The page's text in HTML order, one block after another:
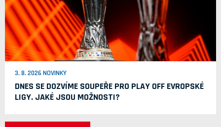
3. 8. 2026 NOVINKY
DNES SE DOZVÍME SOUPEŘE PRO PLAY OFF EVROPSKÉ
LIGY. JAKÉ JSOU MOŽNOSTI?